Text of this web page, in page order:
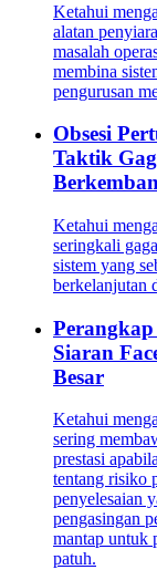
Ketahui
alatan
masalah
membina
pengurusan
Obsesi
Taktik
Ketahui
seringkali
sistem yang
berkelanjutan
Siaran
Besar
Ketahui
sering
prestasi
tentang risiko
penyelesaian
pengasingan
mantap untuk
patuh.